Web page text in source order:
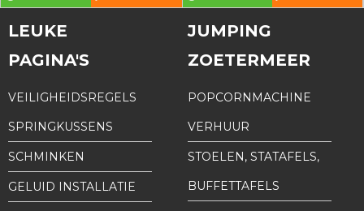
LEUKE
PAGINA'S
VEILIGHEIDSREGELS
SPRINGKUSSENS
SCHMINKEN
GELUID INSTALLATIE
JUMPING
ZOETERMEER
POPCORNMACHINE
VERHUUR
STOELEN, STATAFELS,
BUFFETTAFELS